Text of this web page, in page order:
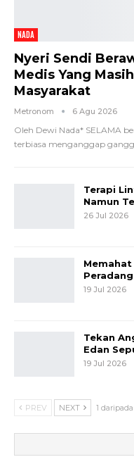
NADA
Nyeri Sendi
Medis Yang
Masyarakat
Metronom 6 Agu 2026
Oleh Dewi Nada* SELAMA
terbiasa menganggap
Terapi
Namun
26 Jul 2026
19 Jul 2026
Tekan
Edan
19 Jul 2026
PREV NEXT 1